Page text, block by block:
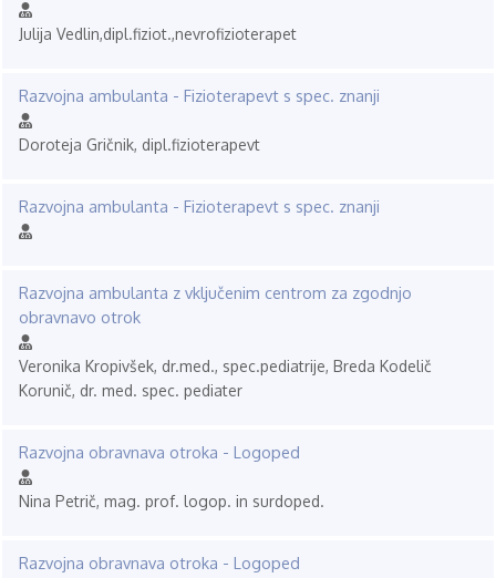
Julija Vedlin,dipl.fiziot.,nevrofizioterapet
Razvojna ambulanta - Fizioterapevt s spec. znanji
Doroteja Gričnik, dipl.fizioterapevt
Razvojna ambulanta - Fizioterapevt s spec. znanji
Razvojna ambulanta z vključenim centrom za zgodnjo
obravnavo otrok
Veronika Kropivšek, dr.med., spec.pediatrije, Breda Kodelič
Korunič, dr. med. spec. pediater
Razvojna obravnava otroka - Logoped
Nina Petrič, mag. prof. logop. in surdoped.
Razvojna obravnava otroka - Logoped